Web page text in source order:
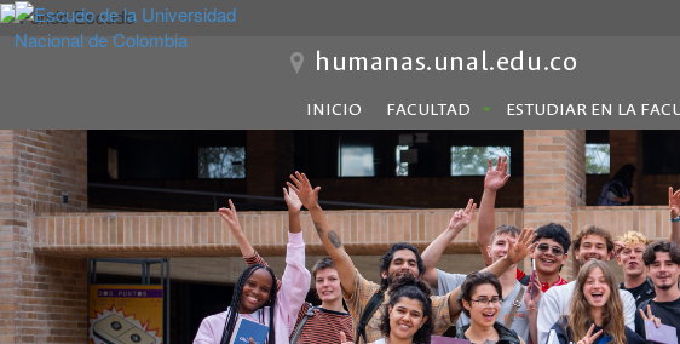
humanas.unal.edu.co
INICIO FACULTAD ESTUDIAR EN LA